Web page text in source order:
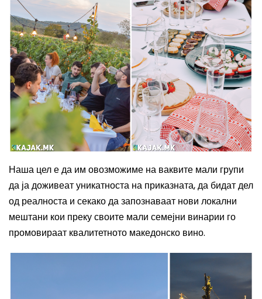
Наша цел е да им овозможиме на ваквите мали групи
да ја доживеат уникатноста на приказната, да бидат дел
од реалноста и секако да запознаваат нови локални
мештани кои преку своите мали семејни винарии го
промовираат квалитетното македонско вино.